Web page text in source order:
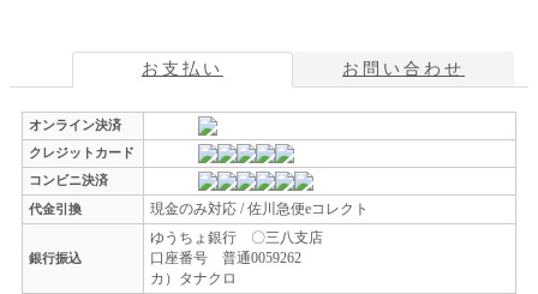
お支払い お問い合わせ
オンライン決済
クレジットカード
コンビニ決済
代金引換
現金のみ対応 / 佐川急便eコレクト
銀行振込
ゆうちょ銀行 〇三八支店
口座番号 普通0059262
カ）タナクロ